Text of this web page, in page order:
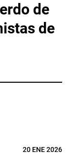
de
de
20 ENE 2026